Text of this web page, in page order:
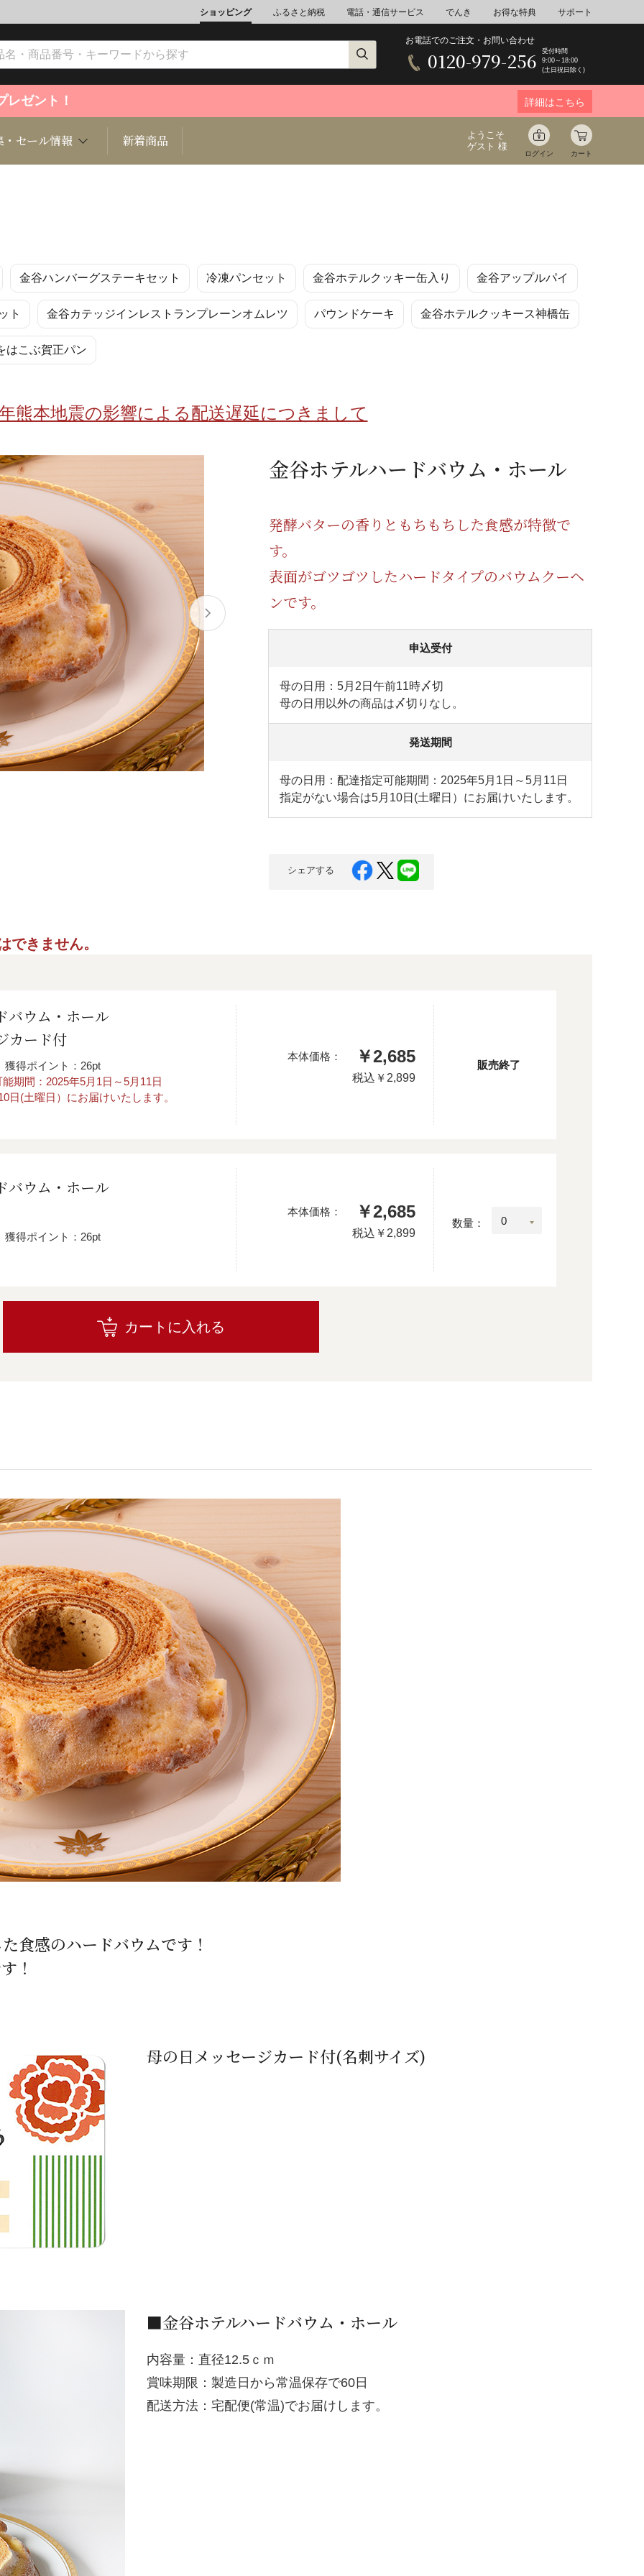
ショッピング ふるさと納税 電話・通信サービス でんき お得な特典 サポート
お電話でのご注文・お問い合わせ
0120-979-256
受付時間
9:00～18:00
(土日祝日除く)
レゼント！ 詳細はこちら
総菜 麺類/つゆ ミネラルウォーター
リンク 調味料 乳製品/蜂蜜 パン
ョン 定期購読雑誌 書籍 音楽
ビー 伝統工芸 事務用品 防災関連
・セール情報 新着商品
ようこそ
ゲスト 様
ログイン カート
金谷ハンバーグステーキセット 冷凍パンセット 金谷ホテルクッキー缶入り 金谷アップルパイ
ト 金谷カテッジインレストランプレーンオムレツ パウンドケーキ 金谷ホテルクッキース神橋缶
はこぶ賀正パン
熊本地震の影響による配送遅延につきまして
金谷ホテルハードバウム・ホール
発酵バターの香りともちもちした食感が特徴で
す。
表面がゴツゴツしたハードタイプのバウムクーヘ
ンです。
申込受付
母の日用：5月2日午前11時〆切
母の日用以外の商品は〆切りなし。
発送期間
母の日用：配達指定可能期間：2025年5月1日～5月11日
指定がない場合は5月10日(土曜日）にお届けいたします。
シェアする
できません。
バウム・ホール
ジカード付
獲得ポイント：26pt
期間：2025年5月1日～5月11日
日(土曜日）にお届けいたします。
本体価格： ￥2,685
税込 ￥2,899
販売終了
バウム・ホール
獲得ポイント：26pt
本体価格： ￥2,685
税込 ￥2,899
数量：
カートに入れる
食感のハードバウムです！
！
母の日メッセージカード付(名刺サイズ)
■金谷ホテルハードバウム・ホール
内容量：直径12.5ｃｍ
賞味期限：製造日から常温保存で60日
配送方法：宅配便(常温)でお届けします。